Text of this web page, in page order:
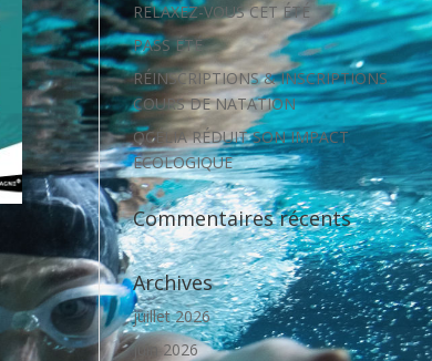
RELAXEZ-VOUS CET ÉTÉ
PASS ÉTÉ
RÉINSCRIPTIONS & INSCRIPTIONS
COURS DE NATATION
OCÉLIA RÉDUIT SON IMPACT
ÉCOLOGIQUE
Commentaires récents
Archives
juillet 2026
juin 2026